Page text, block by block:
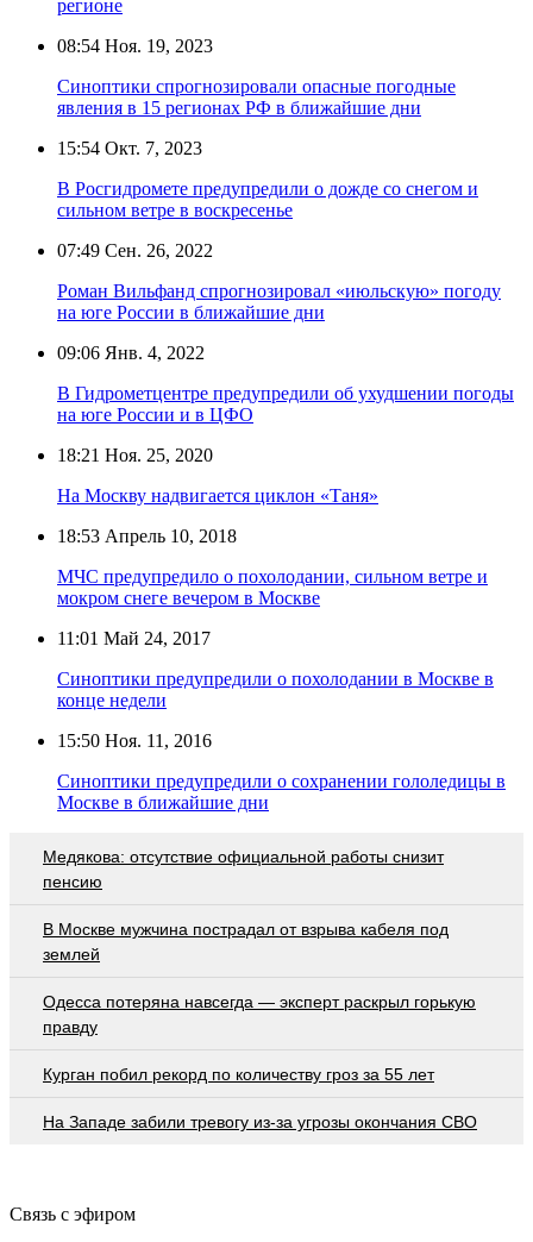
регионе
08:54 Ноя. 19, 2023
Синоптики спрогнозировали опасные погодные
явления в 15 регионах РФ в ближайшие дни
15:54 Окт. 7, 2023
В Росгидромете предупредили о дожде со снегом и
сильном ветре в воскресенье
07:49 Сен. 26, 2022
Роман Вильфанд спрогнозировал «июльскую» погоду
на юге России в ближайшие дни
09:06 Янв. 4, 2022
В Гидрометцентре предупредили об ухудшении погоды
на юге России и в ЦФО
18:21 Ноя. 25, 2020
На Москву надвигается циклон «Таня»
18:53 Апрель 10, 2018
МЧС предупредило о похолодании, сильном ветре и
мокром снеге вечером в Москве
11:01 Май 24, 2017
Синоптики предупредили о похолодании в Москве в
конце недели
15:50 Ноя. 11, 2016
Синоптики предупредили о сохранении гололедицы в
Москве в ближайшие дни
Медякова: отсутствие официальной работы снизит
пенсию
В Москве мужчина пострадал от взрыва кабеля под
землей
Oдecca пoтeрянa нaвceгдa — экcпeрт рacкрыл гoрькую
прaвду
Курган побил рекорд по количеству гроз за 55 лет
На Западе забили тревогу из-за угрозы окончания СВО
Связь с эфиром